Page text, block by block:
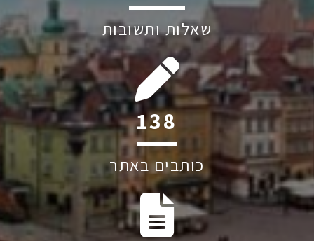
שאלות ותשובות
198
כותבים באתר